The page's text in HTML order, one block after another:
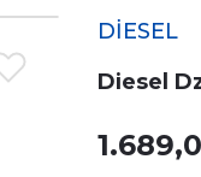
DİESEL
Diesel